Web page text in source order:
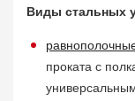
Виды стальных
проката с